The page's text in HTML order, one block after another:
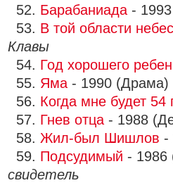
52. Барабаниада -
53. В той области
Клавы
54. Год хорошего
55. Яма - 1990
56. Когда мне будет 54
57. Гнев отца - 1988
58. Жил-был Шишлов -
59. Подсудимый -
свидетель